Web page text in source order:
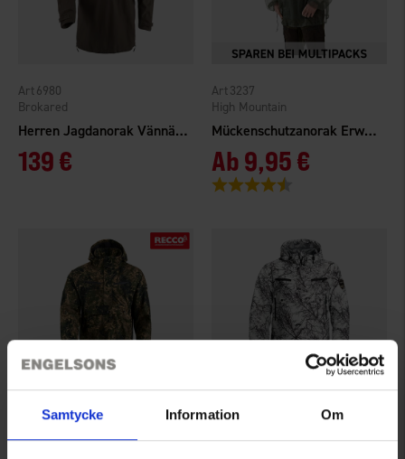
Samtycke Information Om
Herren Jagdanorak Vännäs WP
Brokared
6980
139 €
Mückenschutzanorak Erwachsener
High Mountain
3237
Ab9,95 €
Bewertung:
Brokared Brokared